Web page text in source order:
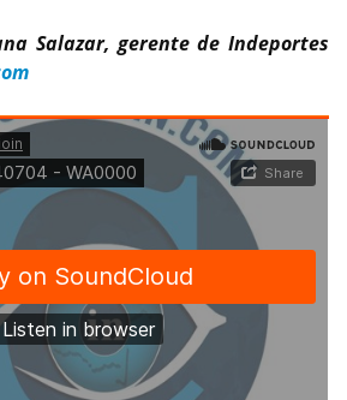
Salazar, gerente de Indeportes